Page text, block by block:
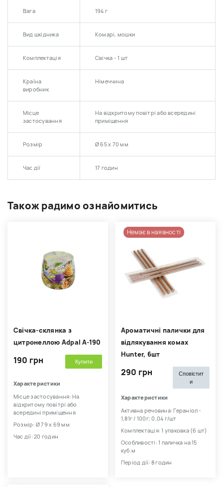
Вага 194 г
Вид шкідника Комарі, мошки
Комплектація Свічка - 1 шт
Країна
виробник
Німеччина
Місце
застосування
На відкритому повітрі або всередині
приміщення
Розмір Ø 65 x 70 мм
Час дії 17 годин
Також радимо ознайомитись
Свічка-склянка з
цитронеллою Adpal A-190
190 грн Купити
Характеристики
Місце застосування: На
відкритому повітрі або
всередині приміщення
Розмір: Ø 79 х 69 мм
Час дії: 20 годин
Немає в наявності
Ароматичні палички для
відлякування комах
Hunter, 6шт
290 грн
Сповістит
и
Характеристики
Активна речовина: Гераніол -
1,81г / 100г; 0,04 г/шт
Комплектація: 1 упаковка (6 шт)
Особливості: 1 паличка на 15
куб.м
Період дії: 8 годин